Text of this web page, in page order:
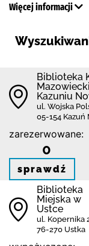
Więcej informacji
Biblioteka
Kazuniu
ul. Wojska
05-154 Kazuń
zarezerwowane:
0
sprawdź
Biblioteka
Miejska w
Ustce
ul. Kopernika
76-270 Ustka